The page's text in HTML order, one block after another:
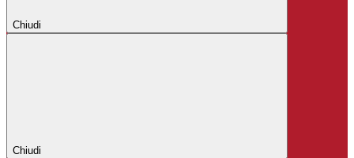
Chiudi
Chiudi